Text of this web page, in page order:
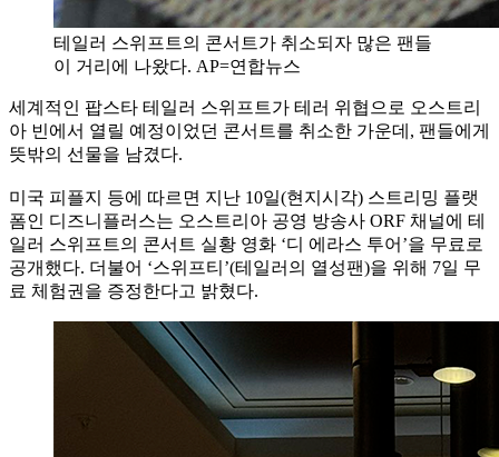
테일러 스위프트의 콘서트가 취소되자 많은 팬들
이 거리에 나왔다. AP=연합뉴스
세계적인 팝스타 테일러 스위프트가 테러 위협으로 오스트리
아 빈에서 열릴 예정이었던 콘서트를 취소한 가운데, 팬들에게
뜻밖의 선물을 남겼다.
미국 피플지 등에 따르면 지난 10일(현지시각) 스트리밍 플랫
폼인 디즈니플러스는 오스트리아 공영 방송사 ORF 채널에 테
일러 스위프트의 콘서트 실황 영화 ‘디 에라스 투어’을 무료로
공개했다. 더불어 ‘스위프티’(테일러의 열성팬)을 위해 7일 무
료 체험권을 증정한다고 밝혔다.